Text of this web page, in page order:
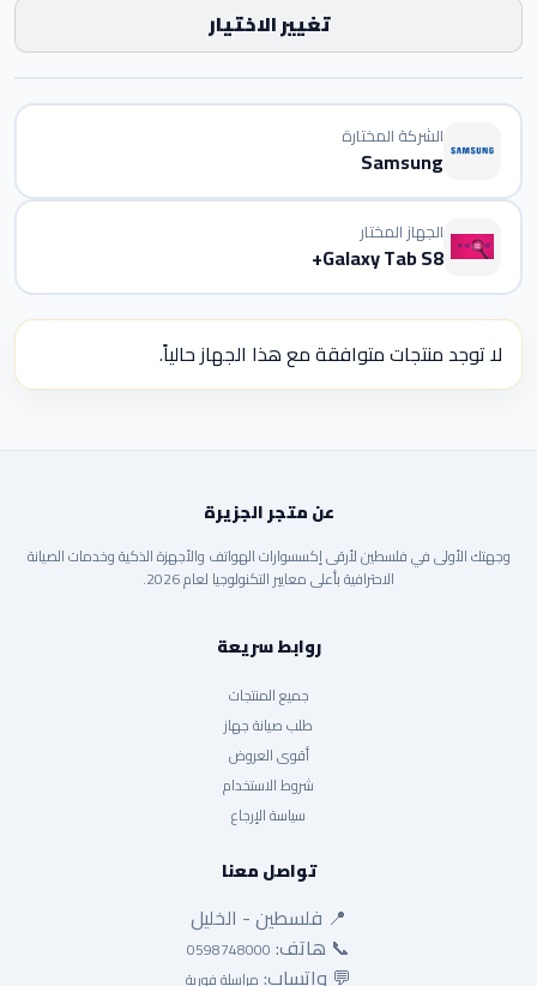
تغيير الاختيار
الشركة المختارة
Samsung
الجهاز المختار
Galaxy Tab S8+
لا توجد منتجات متوافقة مع هذا الجهاز حالياً.
عن متجر الجزيرة
وجهتك الأولى في فلسطين لأرقى إكسسوارات الهواتف والأجهزة الذكية وخدمات الصيانة
الاحترافية بأعلى معايير التكنولوجيا لعام 2026.
روابط سريعة
جميع المنتجات
طلب صيانة جهاز
أقوى العروض
شروط الاستخدام
سياسة الإرجاع
تواصل معنا
📍 فلسطين - الخليل
📞 هاتف: 0598748000
💬 واتساب: مراسلة فورية